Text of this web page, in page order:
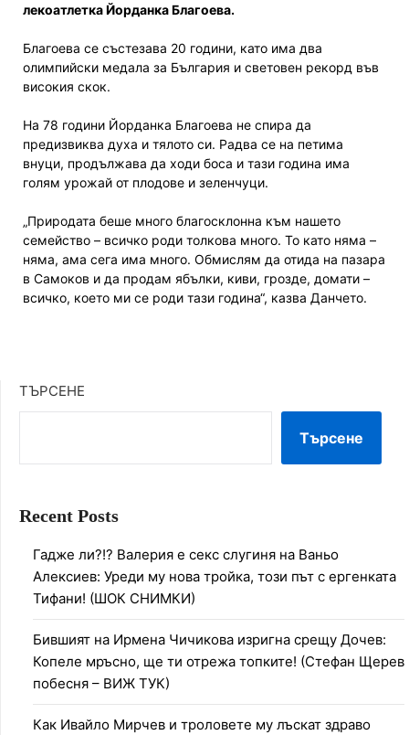
лекоатлетка Йорданка Благоева.
Благоева се състезава 20 години, като има два
олимпийски медала за България и световен рекорд във
високия скок.
На 78 години Йорданка Благоева не спира да
предизвиква духа и тялото си. Радва се на петима
внуци, продължава да ходи боса и тази година има
голям урожай от плодове и зеленчуци.
„Природата беше много благосклонна към нашето
семейство – всичко роди толкова много. То като няма –
няма, ама сега има много. Обмислям да отида на пазара
в Самоков и да продам ябълки, киви, грозде, домати –
всичко, което ми се роди тази година“, казва Данчето.
ТЪРСЕНЕ
Търсене
Recent Posts
Гадже ли?!? Валерия е секс слугиня на Ваньо
Алексиев: Уреди му нова тройка, този път с ергенката
Тифани! (ШОК СНИМКИ)
Бившият на Ирмена Чичикова изригна срещу Дочев:
Копеле мръсно, ще ти отрежа топките! (Стефан Щерев
побесня – ВИЖ ТУК)
Как Ивайло Мирчев и троловете му лъскат здраво